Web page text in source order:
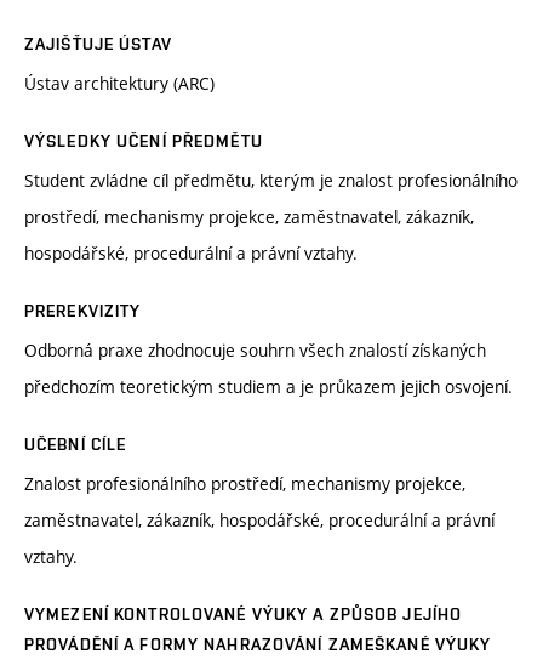
ZAJIŠŤUJE ÚSTAV
Ústav architektury (ARC)
VÝSLEDKY UČENÍ PŘEDMĚTU
Student zvládne cíl předmětu, kterým je znalost profesionálního
prostředí, mechanismy projekce, zaměstnavatel, zákazník,
hospodářské, procedurální a právní vztahy.
PREREKVIZITY
Odborná praxe zhodnocuje souhrn všech znalostí získaných
předchozím teoretickým studiem a je průkazem jejich osvojení.
UČEBNÍ CÍLE
Znalost profesionálního prostředí, mechanismy projekce,
zaměstnavatel, zákazník, hospodářské, procedurální a právní
vztahy.
VYMEZENÍ KONTROLOVANÉ VÝUKY A ZPŮSOB JEJÍHO
PROVÁDĚNÍ A FORMY NAHRAZOVÁNÍ ZAMEŠKANÉ VÝUKY